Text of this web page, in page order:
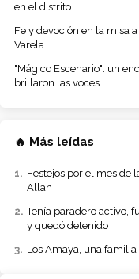
en el distrito
Fe y devoción en la misa
Varela
"Mágico Escenario": un
brillaron las voces
🔥 Más leídas
Festejos por el mes de
Allan
Tenía paradero activo,
y quedó detenido
Los Amaya, una